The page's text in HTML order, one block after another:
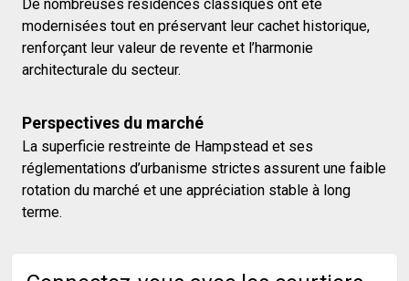
De nombreuses résidences classiques ont été
modernisées tout en préservant leur cachet historique,
renforçant leur valeur de revente et l’harmonie
architecturale du secteur.
Perspectives du marché
La superficie restreinte de Hampstead et ses
réglementations d’urbanisme strictes assurent une faible
rotation du marché et une appréciation stable à long
terme.